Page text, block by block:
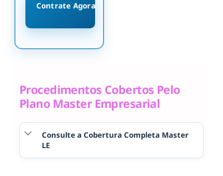
Contrate Agora
Procedimentos Cobertos Pelo
Plano Master Empresarial
Consulte a Cobertura Completa Master
LE